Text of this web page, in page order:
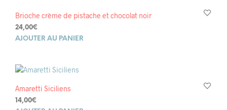
Brioche crème de pistache et chocolat noir
24,00€
AJOUTER AU PANIER
Amaretti Siciliens
14,00€